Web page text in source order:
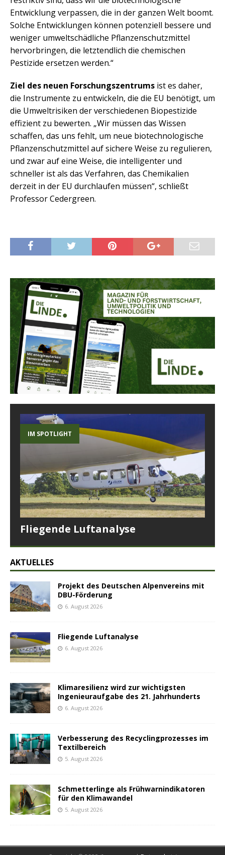
Entwicklung verpassen, die in der ganzen Welt boomt.
Solche Entwicklungen können potenziell bessere und
weniger umweltschädliche Pflanzenschutzmittel
hervorbringen, die letztendlich die chemischen
Pestizide ersetzen werden.“
Ziel des neuen Forschungszentrums ist es daher,
die Instrumente zu entwickeln, die die EU benötigt, um
die Umweltrisiken der verschiedenen Biopestizide
effizient zu bewerten. „Wir müssen das Wissen
schaffen, das uns fehlt, um neue biotechnologische
Pflanzenschutzmittel auf sichere Weise zu regulieren,
und zwar auf eine Weise, die intelligenter und
schneller ist als das Verfahren, das Chemikalien
derzeit in der EU durchlaufen müssen“, schließt
Professor Cedergreen.
IM SPOTLIGHT
Fliegende Luftanalyse
AKTUELLES
Projekt des Deutschen Alpenvereins mit
DBU-Förderung
6. August 2026
Fliegende Luftanalyse
6. August 2026
Klimaresilienz wird zur wichtigsten
Ingenieuraufgabe des 21. Jahrhunderts
6. August 2026
Verbesserung des Recyclingprozesses im
Textilbereich
5. August 2026
Schmetterlinge als Frühwarnindikatoren
für den Klimawandel
5. August 2026